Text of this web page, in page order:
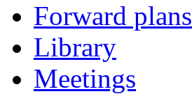
Forward plans
Library
Meetings